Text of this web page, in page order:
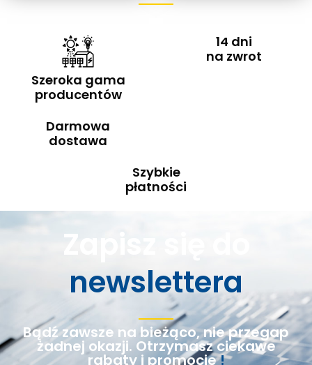
Szeroka gama
producentów
14 dni
na zwrot
Darmowa
dostawa
Szybkie
płatności
Zapisz się do
newslettera
Bądź zawsze na bieżąco, nie przegap
żadnej okazji. Otrzymasz ciekawe
rabaty i promocje!